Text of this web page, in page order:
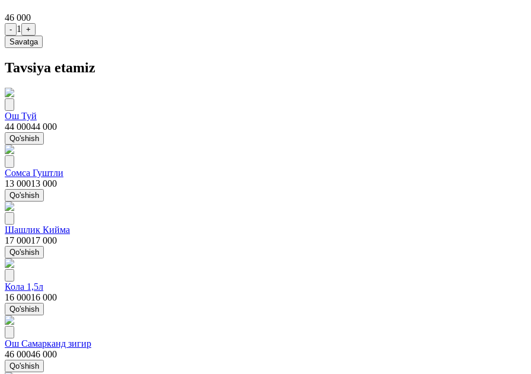
46 000
- 1
+
Savatga
Tavsiya etamiz
Ош Туй
44 00044 000
Qo'shish
Сомса Гуштли
13 00013 000
Qo'shish
Шашлик Кийма
17 00017 000
Qo'shish
Кола 1,5л
16 00016 000
Qo'shish
Ош Самарканд зигир
46 00046 000
Qo'shish